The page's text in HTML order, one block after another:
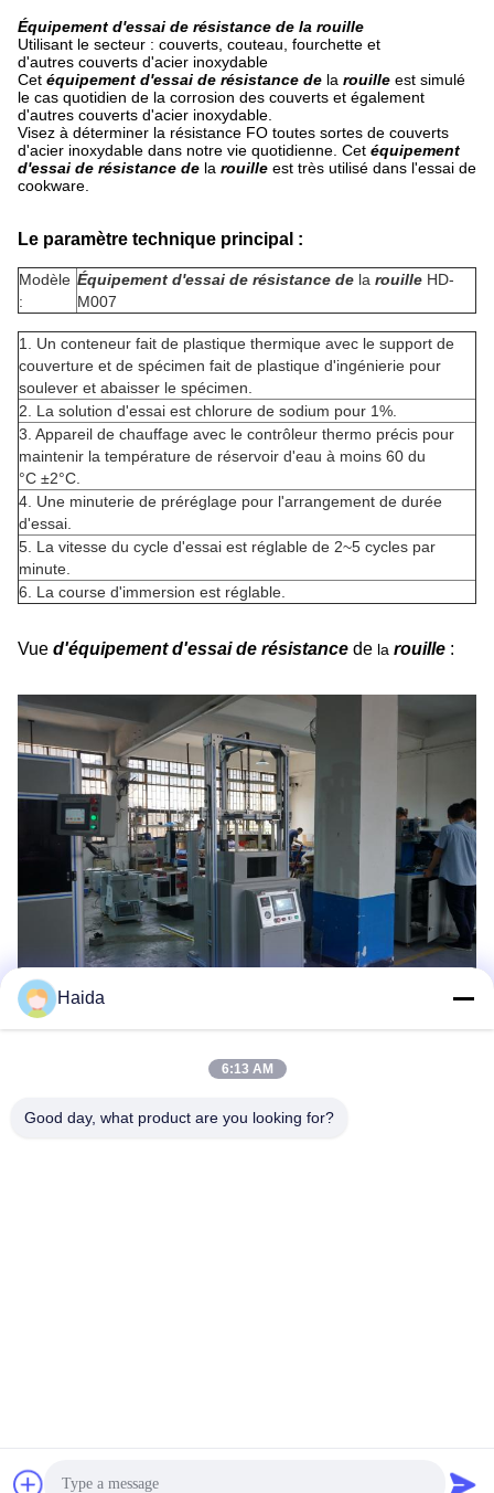
Équipement d'essai de résistance de la rouille
Utilisant le secteur : couverts, couteau, fourchette et
d'autres couverts d'acier inoxydable
Cet équipement d'essai de résistance de la rouille est simulé
le cas quotidien de la corrosion des couverts et également
d'autres couverts d'acier inoxydable.
Visez à déterminer la résistance FO toutes sortes de couverts
d'acier inoxydable dans notre vie quotidienne. Cet équipement
d'essai de résistance de la rouille est très utilisé dans l'essai de
cookware.
Le paramètre technique principal :
Modèle
:
Équipement d'essai de résistance de la rouille HD-
M007
1. Un conteneur fait de plastique thermique avec le support de
couverture et de spécimen fait de plastique d'ingénierie pour
soulever et abaisser le spécimen.
2. La solution d'essai est chlorure de sodium pour 1%.
3. Appareil de chauffage avec le contrôleur thermo précis pour
maintenir la température de réservoir d'eau à moins 60 du
°C ±2°C.
4. Une minuterie de préréglage pour l'arrangement de durée
d'essai.
5. La vitesse du cycle d'essai est réglable de 2~5 cycles par
minute.
6. La course d'immersion est réglable.
Vue d'équipement d'essai de résistance de la rouille :
Haida
6:13 AM
Good day, what product are you looking for?